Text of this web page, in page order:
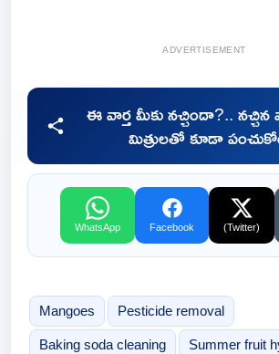
ADVERTISEMENT
ఈ వార్త మీకు నచ్చిందా?.. నచ్చిన
మిత్రులతో కూడా
WhatsApp Facebook (Twitter)
Mangoes Pesticide removal
Baking soda cleaning Summer fruit